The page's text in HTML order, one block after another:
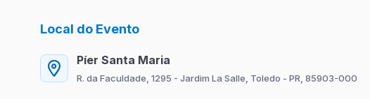
Local do Evento
Píer Santa Maria
R. da Faculdade, 1295 - Jardim La Salle, Toledo - PR, 85903-000